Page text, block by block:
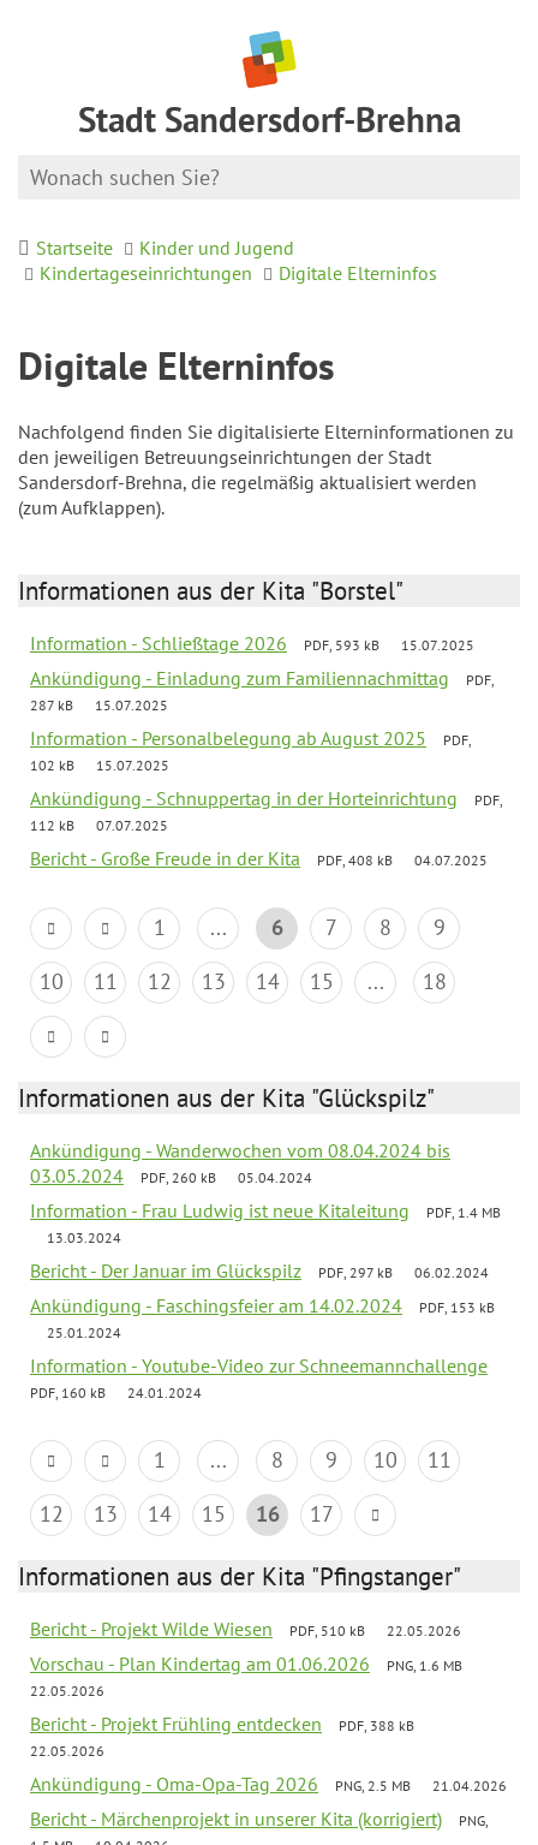
Stadt Sandersdorf-Brehna
Startseite
Kinder und Jugend
Kindertageseinrichtungen
Digitale Elterninfos
Digitale Elterninfos
Nachfolgend finden Sie digitalisierte Elterninformationen zu
den jeweiligen Betreuungseinrichtungen der Stadt
Sandersdorf-Brehna, die regelmäßig aktualisiert werden
(zum Aufklappen).
Informationen aus der Kita "Borstel"
Information - Schließtage 2026 PDF, 593 kB 15.07.2025
Ankündigung - Einladung zum Familiennachmittag
PDF,
287 kB
15.07.2025
Information - Personalbelegung ab August 2025
PDF,
102 kB
15.07.2025
Ankündigung - Schnuppertag in der Horteinrichtung
PDF,
112 kB
07.07.2025
Bericht - Große Freude in der Kita PDF, 408 kB 04.07.2025
1 ... 6 7 8
9
10
11 12 13 14 15 ... 18
Informationen aus der Kita "Glückspilz"
Ankündigung - Wanderwochen vom 08.04.2024 bis
03.05.2024
PDF, 260 kB 05.04.2024
Information - Frau Ludwig ist neue Kitaleitung
PDF, 1.4 MB
13.03.2024
Bericht - Der Januar im Glückspilz PDF, 297 kB 06.02.2024
Ankündigung - Faschingsfeier am 14.02.2024
PDF, 153 kB
25.01.2024
Information - Youtube-Video zur Schneemannchallenge
PDF, 160 kB 24.01.2024
1 ... 8 9 10
11
12
13 14 15 16 17
Informationen aus der Kita "Pfingstanger"
Bericht - Projekt Wilde Wiesen PDF, 510 kB 22.05.2026
Vorschau - Plan Kindertag am 01.06.2026
PNG, 1.6 MB
22.05.2026
Bericht - Projekt Frühling entdecken
PDF, 388 kB
22.05.2026
Ankündigung - Oma-Opa-Tag 2026 PNG, 2.5 MB 21.04.2026
Bericht - Märchenprojekt in unserer Kita (korrigiert)
PNG,